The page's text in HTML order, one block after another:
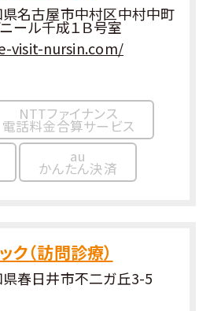
名古屋市中村区中村中町
ール千成１Ｂ号室
visit-nursin.com/
NTTファイナンス
電話料金合算サービス
au
かんたん決済
（訪問診療）
春日井市不二ガ丘3-5